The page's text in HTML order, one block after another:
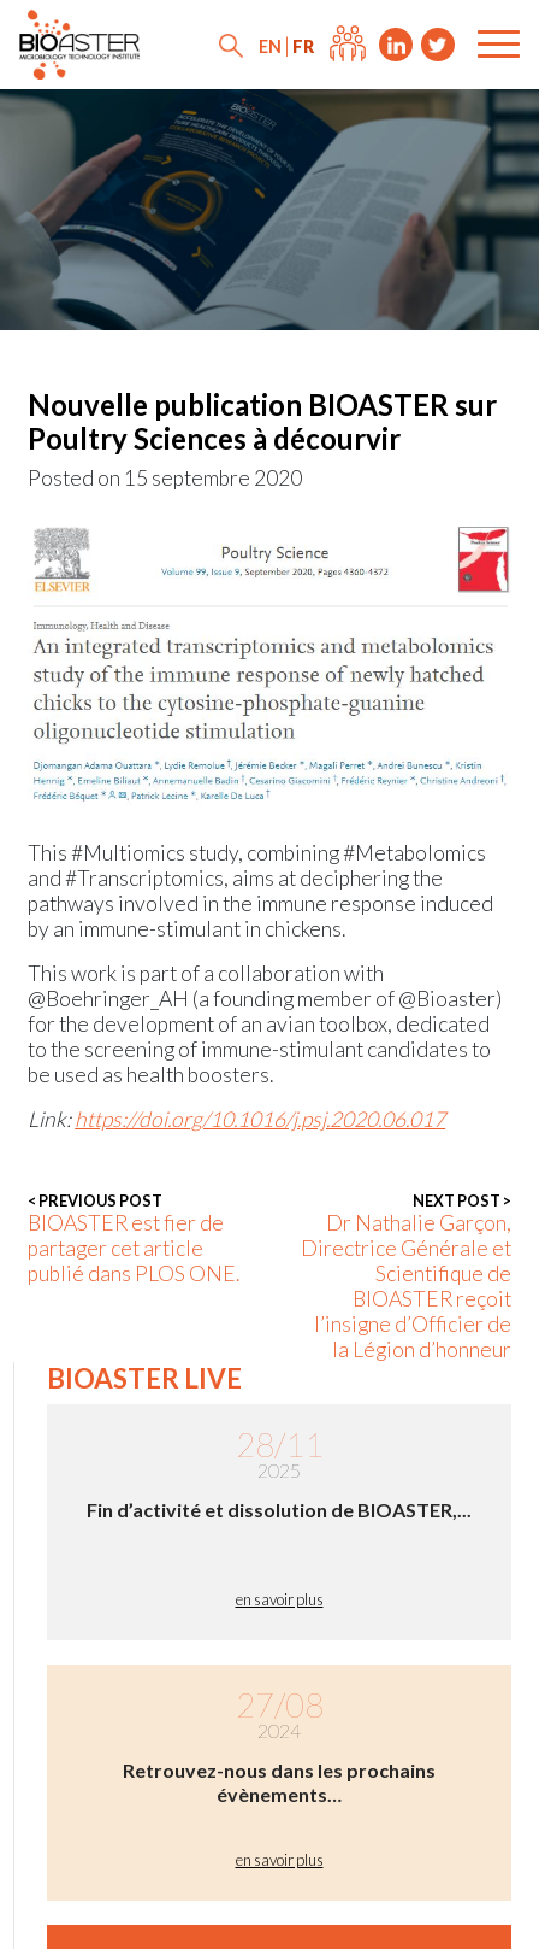
EN FR
Communiqué de presse
Evénements
Nouvelle publication BIOASTER sur
Poultry Sciences à décourvir
Posted on 15 septembre 2020
This #Multiomics study, combining #Metabolomics
and #Transcriptomics, aims at deciphering the
pathways involved in the immune response induced
by an immune-stimulant in chickens.
This work is part of a collaboration with
@Boehringer_AH (a founding member of @Bioaster)
for the development of an avian toolbox, dedicated
to the screening of immune-stimulant candidates to
be used as health boosters.
Link:https://doi.org/10.1016/j.psj.2020.06.017
< PREVIOUS POST
BIOASTER est fier de
partager cet article
publié dans PLOS ONE.
NEXT POST >
Dr Nathalie Garçon,
Directrice Générale et
Scientifique de
BIOASTER reçoit
l’insigne d’Officier de
la Légion d’honneur
BIOASTER LIVE
28/11
2025
Fin d’activité et dissolution de BIOASTER,...
en savoir plus
27/08
2024
Retrouvez-nous dans les prochains
évènements…
en savoir plus